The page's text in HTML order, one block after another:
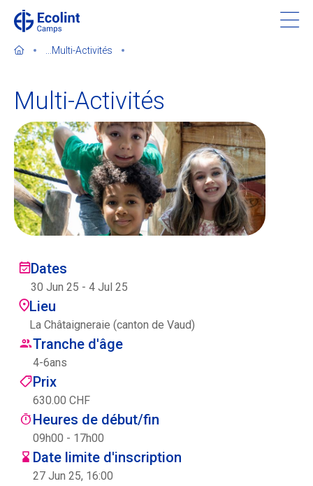
content
À propos de nos camps
Contactez-nous
Trouver un camp
Ecolint Camps
Centre des arts
Institute
Contact
Panier
Multi-Activités
Multi-Activités
Dates
30 Jun 25 - 4 Jul 25
Lieu
La Châtaigneraie (canton de Vaud)
Tranche d'âge
4-6ans
Prix
630.00 CHF
Heures de début/fin
09h00 - 17h00
Date limite d'inscription
27 Jun 25, 16:00